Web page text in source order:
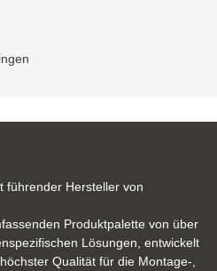
führender Hersteller von
Produktpalette von über
Lösungen, entwickelt
Qualität für die Montage-,